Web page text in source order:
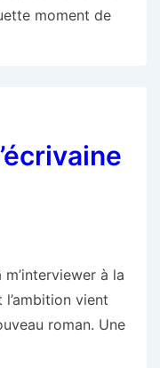
moment de
à la
vient
roman. Une